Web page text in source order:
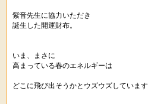
紫音先生に協力いただき
誕生した開運財布。
いま、まさに
高まっている春のエネルギーは
どこに飛び出そうかとウズウズしています